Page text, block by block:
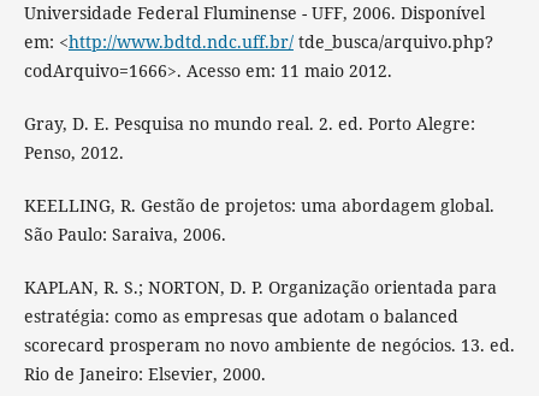
Universidade Federal Fluminense - UFF, 2006. Disponível
em: <http://www.bdtd.ndc.uff.br/tde_busca/arquivo.php?
codArquivo=1666>. Acesso em: 11 maio 2012.
Gray, D. E. Pesquisa no mundo real. 2. ed. Porto Alegre:
Penso, 2012.
KEELLING, R. Gestão de projetos: uma abordagem global.
São Paulo: Saraiva, 2006.
KAPLAN, R. S.; NORTON, D. P. Organização orientada para
estratégia: como as empresas que adotam o balanced
scorecard prosperam no novo ambiente de negócios. 13. ed.
Rio de Janeiro: Elsevier, 2000.